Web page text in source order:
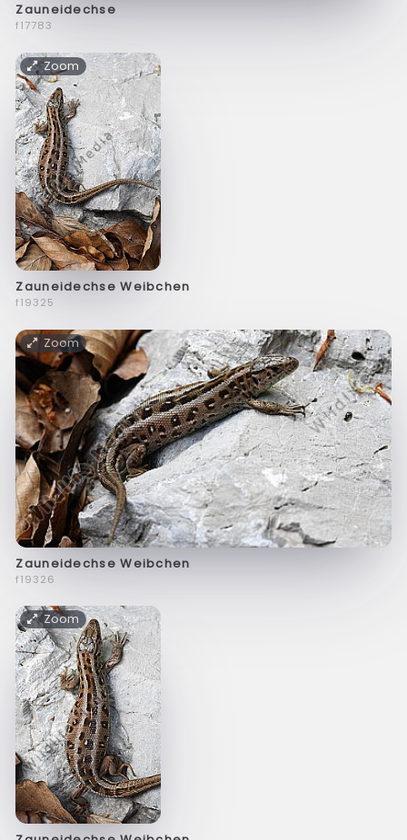
Zauneidechse
f17783
Zoom
Zauneidechse Weibchen
f19325
Zoom
Zauneidechse Weibchen
f19326
Zoom